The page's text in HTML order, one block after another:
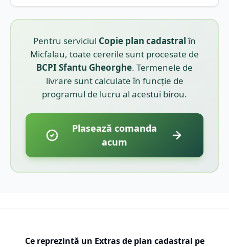
Pentru serviciul Copie plan cadastralîn
Micfalau, toate cererile sunt procesate de
BCPI Sfantu Gheorghe. Termenele de
livrare sunt calculate în funcție de
programul de lucru al acestui birou.
Plasează comanda
acum
Ce reprezintă un Extras de plan cadastral pe